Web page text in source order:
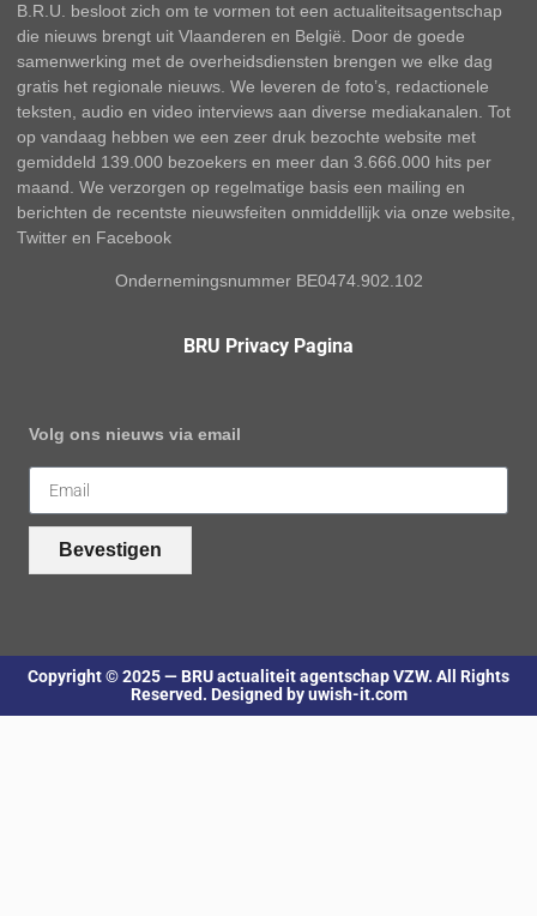
B.R.U. besloot zich om te vormen tot een actualiteitsagentschap
die nieuws brengt uit Vlaanderen en België. Door de goede
samenwerking met de overheidsdiensten brengen we elke dag
gratis het regionale nieuws. We leveren de foto’s, redactionele
teksten, audio en video interviews aan diverse mediakanalen. Tot
op vandaag hebben we een zeer druk bezochte website met
gemiddeld 139.000 bezoekers en meer dan 3.666.000 hits per
maand. We verzorgen op regelmatige basis een mailing en
berichten de recentste nieuwsfeiten onmiddellijk via onze website,
Twitter en Facebook
Ondernemingsnummer BE0474.902.102
BRU Privacy Pagina
Volg ons nieuws via email
Bevestigen
Copyright © 2025 — BRU actualiteit agentschap VZW. All Rights
Reserved. Designed by uwish-it.com